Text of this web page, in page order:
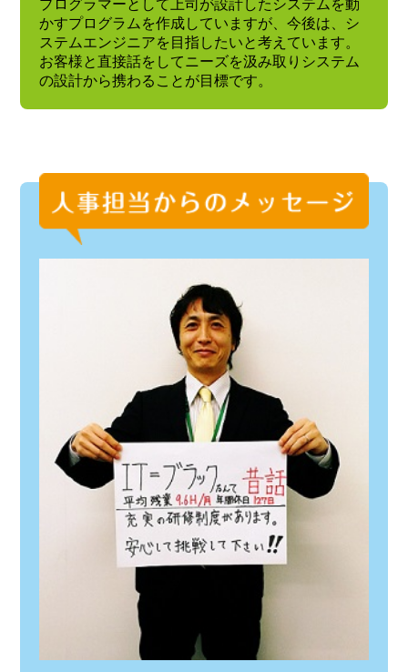
プログラマーとして上司が設計したシステムを動
かすプログラムを作成していますが、今後は、シ
ステムエンジニアを目指したいと考えています。
お客様と直接話をしてニーズを汲み取りシステム
の設計から携わることが目標です。